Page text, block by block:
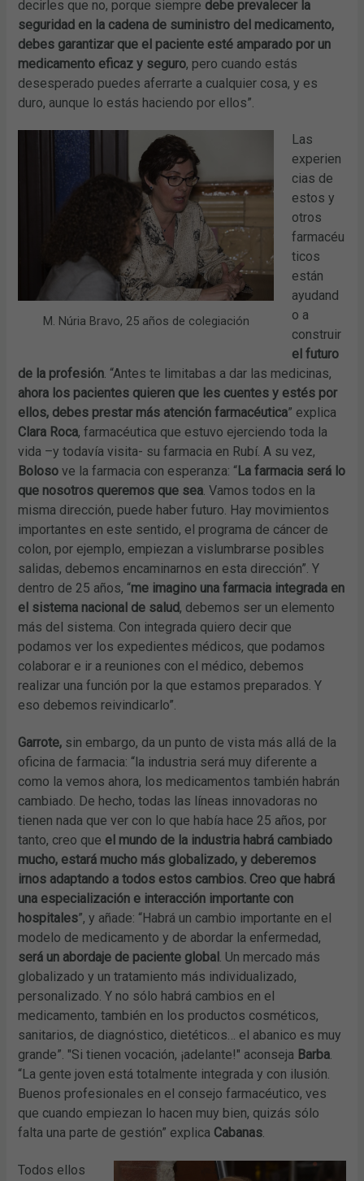
decirles que no, porque siempre debe prevalecer la
seguridad en la cadena de suministro del medicamento,
debes garantizar que el paciente esté amparado por un
medicamento eficaz y seguro, pero cuando estás
desesperado puedes aferrarte a cualquier cosa, y es
duro, aunque lo estás haciendo por ellos”.
M. Núria Bravo, 25 años de colegiación
Las
experien
cias de
estos y
otros
farmacéu
ticos
están
ayudand
o a
construir
el futuro
de la profesión. “Antes te limitabas a dar las medicinas,
ahora los pacientes quieren que les cuentes y estés por
ellos, debes prestar más atención farmacéutica” explica
Clara Roca, farmacéutica que estuvo ejerciendo toda la
vida –y todavía visita- su farmacia en Rubí. A su vez,
Bolosove la farmacia con esperanza: “ La farmacia será lo
que nosotros queremos que sea. Vamos todos en la
misma dirección, puede haber futuro. Hay movimientos
importantes en este sentido, el programa de cáncer de
colon, por ejemplo, empiezan a vislumbrarse posibles
salidas, debemos encaminarnos en esta dirección”. Y
dentro de 25 años, “me imagino una farmacia integrada en
el sistema nacional de salud, debemos ser un elemento
más del sistema. Con integrada quiero decir que
podamos ver los expedientes médicos, que podamos
colaborar e ir a reuniones con el médico, debemos
realizar una función por la que estamos preparados. Y
eso debemos reivindicarlo”.
Garrote, sin embargo, da un punto de vista más allá de la
oficina de farmacia: “la industria será muy diferente a
como la vemos ahora, los medicamentos también habrán
cambiado. De hecho, todas las líneas innovadoras no
tienen nada que ver con lo que había hace 25 años, por
tanto, creo que el mundo de la industria habrá cambiado
mucho, estará mucho más globalizado, y deberemos
irnos adaptando a todos estos cambios. Creo que habrá
una especialización e interacción importante con
hospitales”, y añade: “Habrá un cambio importante en el
modelo de medicamento y de abordar la enfermedad,
será un abordaje de paciente global . Un mercado más
globalizado y un tratamiento más individualizado,
personalizado. Y no sólo habrá cambios en el
medicamento, también en los productos cosméticos,
sanitarios, de diagnóstico, dietéticos… el abanico es muy
grande”. "Si tienen vocación, ¡adelante!" aconseja Barba.
“La gente joven está totalmente integrada y con ilusión.
Buenos profesionales en el consejo farmacéutico, ves
que cuando empiezan lo hacen muy bien, quizás sólo
falta una parte de gestión” explica Cabanas.
Todos ellos